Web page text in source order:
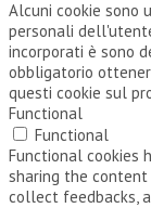
Alcuni cookie sono
personali
incorporati è sono
obbligatorio
questi cookie sul
Functional
Functional
Functional cookies
sharing the
collect feedbacks,